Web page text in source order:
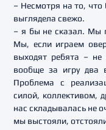
– Несмотря на то,
выглядела свежо.
– я бы не сказал. Мы
Мы, если играем
выходят ребята –
вообще за игру
Проблема с
силой, коллективом,
нас складывалась не
мы выстояли,